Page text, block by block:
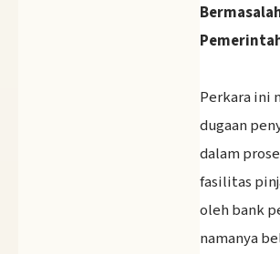
‎Perkara ini
dugaan
dalam
fasilitas
oleh bank
namanya